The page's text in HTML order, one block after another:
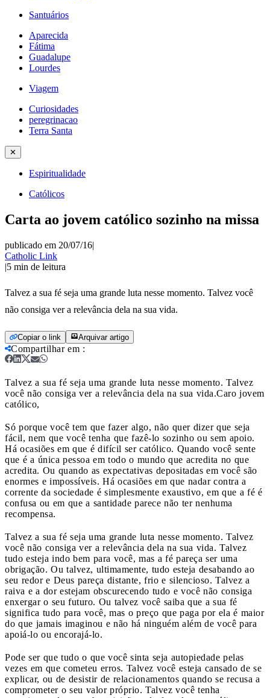
Santuários
Aparecida
Fátima
Guadalupe
Lourdes
Viagem
Curiosidades
peregrinacao
Terra Santa
✕
Espiritualidade
Católicos
Carta ao jovem católico sozinho na missa
publicado em 20/07/16|
Catholic Link
|5 min de leitura
Talvez a sua fé seja uma grande luta nesse momento. Talvez você
não consiga ver a relevância dela na sua vida.
Copiar o link Arquivar artigo
Compartilhar em :
Talvez a sua fé seja uma grande luta nesse momento. Talvez
você não consiga ver a relevância dela na sua vida.Caro jovem
católico,
Só porque você tem que fazer algo, não quer dizer que seja
fácil, nem que você tenha que fazê-lo sozinho ou sem apoio.
Há ocasiões em que é difícil ser católico. Quando você sente
que é a única pessoa em todo o mundo que acredita no que
acredita. Ou quando as expectativas depositadas em você são
enormes e impossíveis. Há ocasiões em que nadar contra a
corrente da sociedade é simplesmente exaustivo, em que a fé é
confusa ou em que a santidade parece não ter nenhuma
recompensa.
Talvez a sua fé seja uma grande luta nesse momento. Talvez
você não consiga ver a relevância dela na sua vida. Talvez
tudo esteja indo bem para você, mas a fé pareça ser uma
obrigação. Ou talvez, ultimamente, tudo esteja desabando ao
seu redor e Deus pareça distante, frio e silencioso. Talvez a
raiva e a dor estejam obscurecendo tudo e você não consiga
enxergar o seu futuro. Ou talvez você saiba que a sua fé
significa tudo para você, mas o preço que paga por ela é maior
do que jamais imaginou e não há ninguém além de você para
apoiá-lo ou encorajá-lo.
Pode ser que tudo o que você sinta seja autopiedade pelas
vezes em que cometeu erros. Talvez você esteja cansado de se
explicar, ou de desistir de relacionamentos quando se recusa a
comprometer o seu valor próprio. Talvez você tenha